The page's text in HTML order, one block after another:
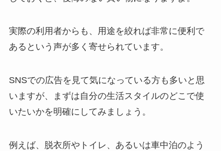
実際の利用者からも、用途を絞れば非常に便利で
あるという声が多く寄せられています。
SNSでの広告を見て気になっている方も多いと思
いますが、まずは自分の生活スタイルのどこで使
いたいかを明確にしてみましょう。
例えば、脱衣所やトイレ、あるいは車中泊のよう